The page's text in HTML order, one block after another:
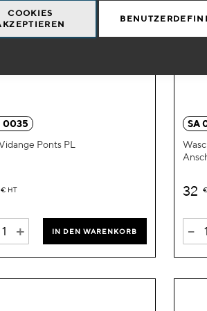
COOKIES
0035
Ponts PL
€ HT
+ IN DEN WARENKORB
hinzufügen
SA
32 €
-